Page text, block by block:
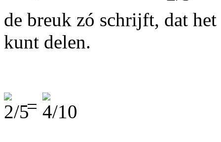
de breuk zó schrijft, dat
kunt delen.
=